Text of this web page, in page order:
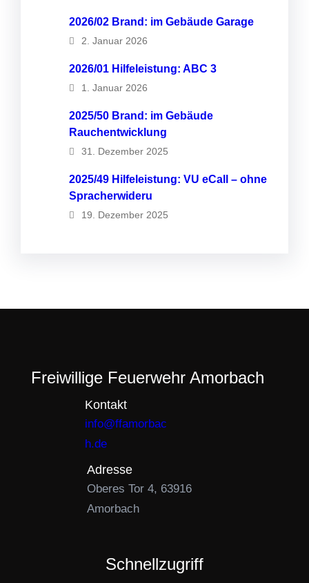
2026/02 Brand: im Gebäude Garage
2. Januar 2026
2026/01 Hilfeleistung: ABC 3
1. Januar 2026
2025/50 Brand: im Gebäude
Rauchentwicklung
31. Dezember 2025
2025/49 Hilfeleistung: VU eCall – ohne
Spracherwideru
19. Dezember 2025
Freiwillige Feuerwehr Amorbach
Kontakt
info@ffamorbac
h.de
Adresse
Oberes Tor 4, 63916
Amorbach
Schnellzugriff